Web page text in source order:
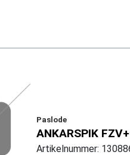
Paslode
ANKARSPIK
Artikelnummer: